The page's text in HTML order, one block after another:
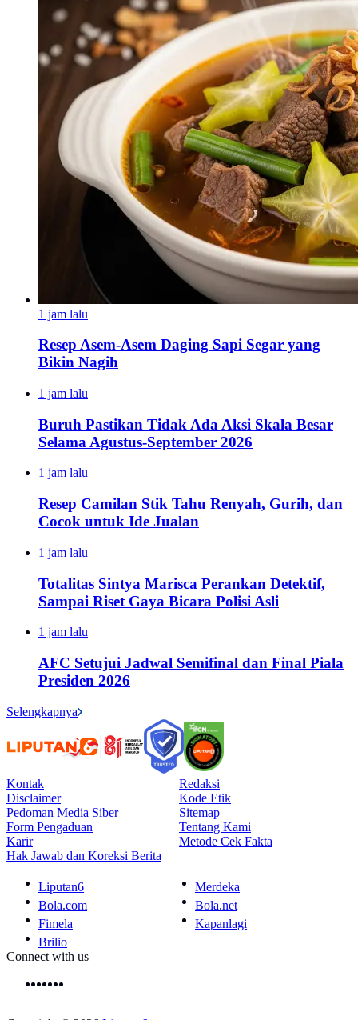
1 jam lalu
Resep Asem-Asem Daging Sapi Segar yang
Bikin Nagih
1 jam lalu
Buruh Pastikan Tidak Ada Aksi Skala Besar
Selama Agustus-September 2026
1 jam lalu
Resep Camilan Stik Tahu Renyah, Gurih, dan
Cocok untuk Ide Jualan
1 jam lalu
Totalitas Sintya Marisca Perankan Detektif,
Sampai Riset Gaya Bicara Polisi Asli
1 jam lalu
AFC Setujui Jadwal Semifinal dan Final Piala
Presiden 2026
Selengkapnya
Kontak
Redaksi
Disclaimer
Kode Etik
Pedoman Media Siber
Sitemap
Form Pengaduan
Tentang Kami
Karir
Metode Cek Fakta
Hak Jawab dan Koreksi Berita
Liputan6
Merdeka
Bola.com
Bola.net
Fimela
Kapanlagi
Brilio
Connect with us